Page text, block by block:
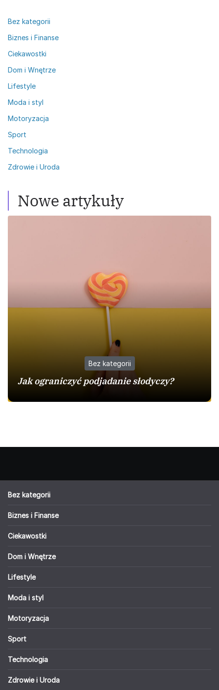
Bez kategorii
Biznes i Finanse
Ciekawostki
Dom i Wnętrze
Lifestyle
Moda i styl
Motoryzacja
Sport
Technologia
Zdrowie i Uroda
Nowe artykuły
Bez kategorii
Jak ograniczyć podjadanie słodyczy?
Bez kategorii
Biznes i Finanse
Ciekawostki
Dom i Wnętrze
Lifestyle
Moda i styl
Motoryzacja
Sport
Technologia
Zdrowie i Uroda